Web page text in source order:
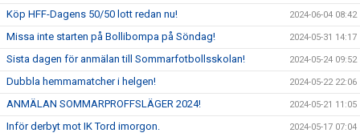
Köp HFF-Dagens 50/50 lott redan nu! 2024-06-04 08:42
Missa inte starten på Bollibompa på Söndag! 2024-05-31 14:17
Sista dagen för anmälan till Sommarfotbollsskolan! 2024-05-24 09:52
Dubbla hemmamatcher i helgen! 2024-05-22 22:06
ANMÄLAN SOMMARPROFFSLÄGER 2024! 2024-05-21 11:05
Inför derbyt mot IK Tord imorgon. 2024-05-17 07:04